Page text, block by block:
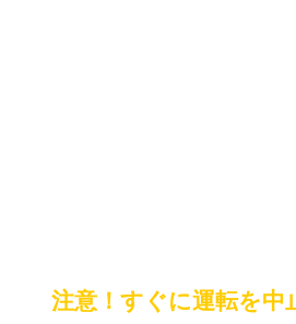
注意！すぐに運転を